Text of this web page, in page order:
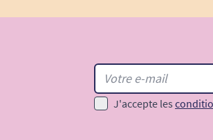
J'accepte les